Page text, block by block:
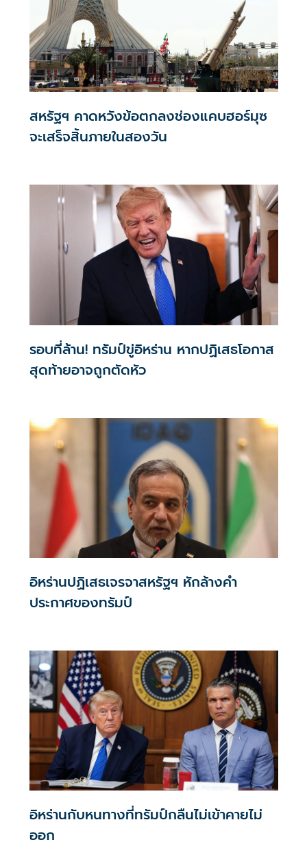
สหรัฐฯ คาดหวังข้อตกลงช่องแคบฮอร์มุซ
จะเสร็จสิ้นภายในสองวัน
รอบที่ล้าน! ทรัมป์ขู่อิหร่าน หากปฏิเสธโอกาส
สุดท้ายอาจถูกตัดหัว
อิหร่านปฏิเสธเจรจาสหรัฐฯ หักล้างคำ
ประกาศของทรัมป์
อิหร่านกับหนทางที่ทรัมป์กลืนไม่เข้าคายไม่
ออก